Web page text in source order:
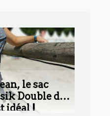
le sac
Double de
idéal !